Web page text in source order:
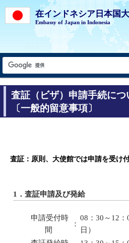
在インドネシア日本国
Embassy of Japan in Indonesia
査証（ビザ）申請手続につ
〔一般的留意事項〕
査証：原則、大使館では申請を受け
1．査証申請及び発給
申請受付時
間
：
08：30～12
日）